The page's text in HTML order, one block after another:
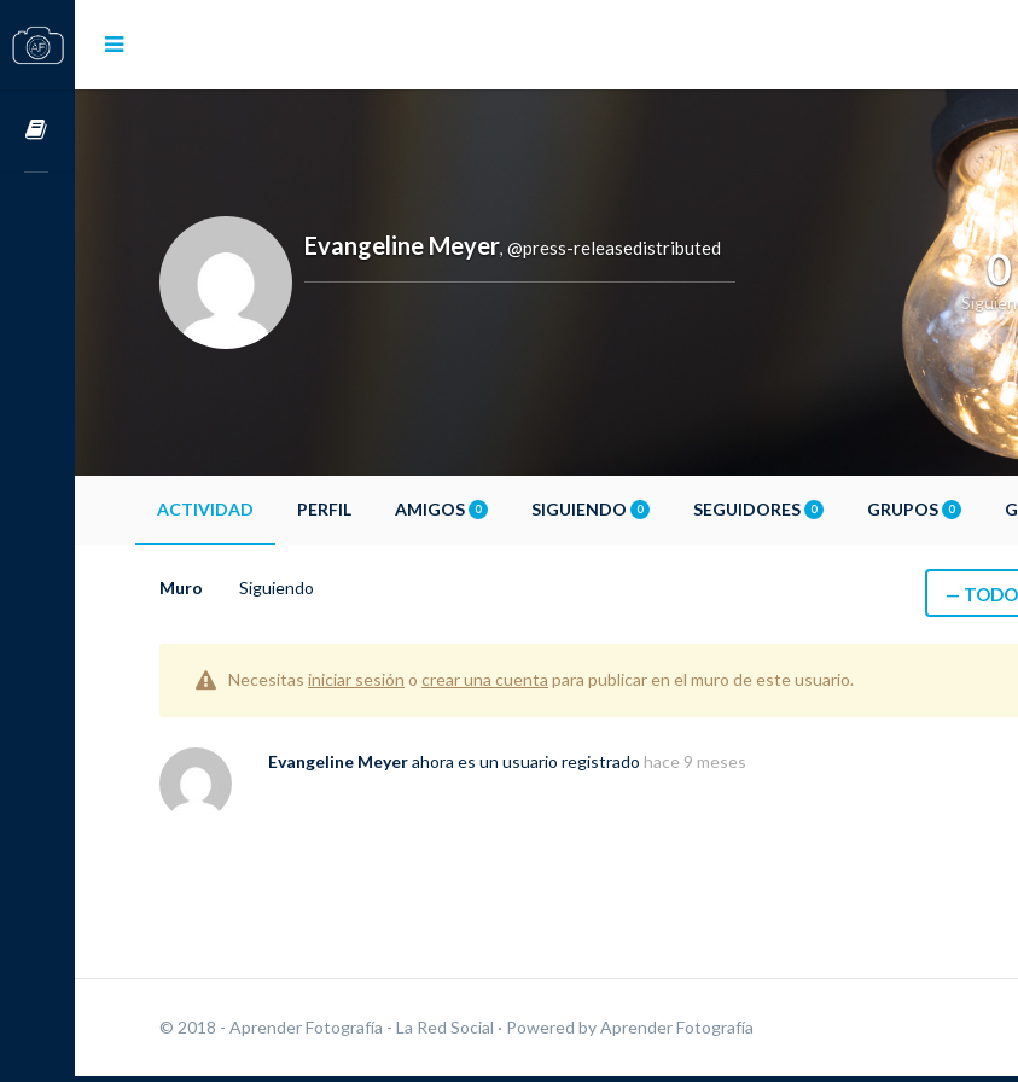
Evangeline Meyer, @press-releasedistributed 0
ACTIVIDAD PERFIL AMIGOS 0 SIGUIENDO 0 SEGUIDORES 0 GRUPOS 0
Muro Siguiendo —
Necesitas iniciar sesión o crear una cuenta para publicar en el muro de este usuario.
Evangeline Meyerahora es un usuario registrado hace 9 meses
© 2018 - Aprender Fotografía - La Red Social · Powered byAprender Fotografía